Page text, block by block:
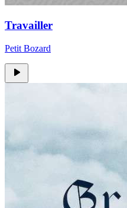
Travailler
Petit Bozard